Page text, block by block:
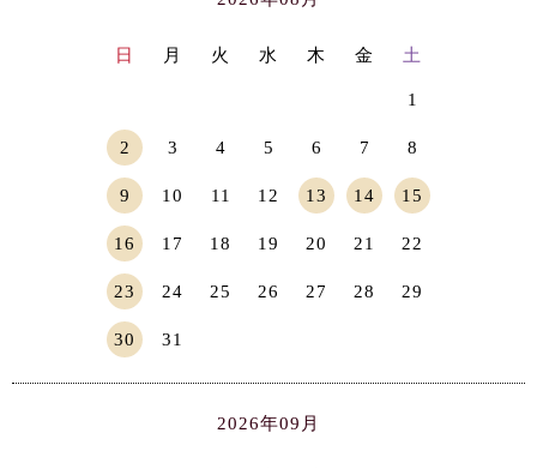
日 月 火 水 木 金 土
1
2 3 4 5 6 7 8
9 10 11 12 13 14 15
16 17 18 19 20 21 22
23 24 25 26 27 28 29
30 31
2026年09月